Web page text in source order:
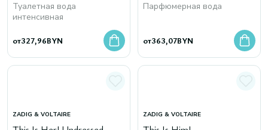
Туалетная вода
интенсивная
от327,96BYN
Парфюмерная вода
от363,07BYN
ZADIG & VOLTAIRE ZADIG & VOLTAIRE